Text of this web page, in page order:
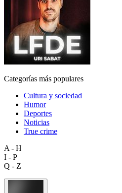
Categorías más populares
Cultura y sociedad
Humor
Deportes
Noticias
True crime
A - H
I - P
Q - Z